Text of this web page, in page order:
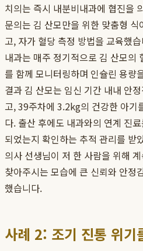
치의는 즉시 내분비내과에 협진을
문의는 김 산모만을 위한 맞춤형
고, 자가 혈당 측정 방법을 교육했
내과는 매주 정기적으로 김 산모의
를 함께 모니터링하며 인슐린 용량
결과 김 산모는 임신 기간 내내 안
고, 39주차에 3.2kg의 건강한 아기
다. 출산 후에도 내과와의 연계 진
되었는지 확인하는 추적 관리를 받
의사 선생님이 저 한 사람을 위해
찾아주시는 모습에 큰 신뢰와 안정
했습니다.
사례 2: 조기 진통 위기